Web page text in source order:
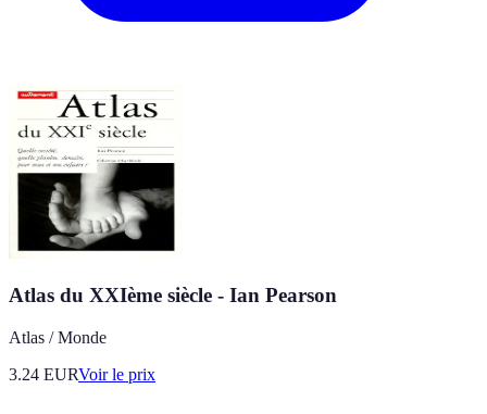
Atlas du XXIème siècle - Ian Pearson
Atlas / Monde
3.24 EURVoir le prix